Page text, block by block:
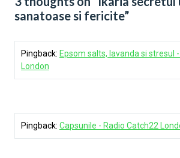
sanatoase si fericite”
Pingback: Epsom salts, lavanda si stresul
London
Pingback: Capsunile - Radio Catch22